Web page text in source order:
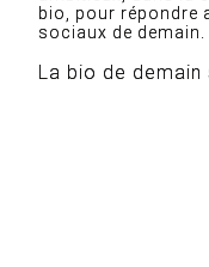
bio, pour répondre
sociaux de demain.
La bio de demain